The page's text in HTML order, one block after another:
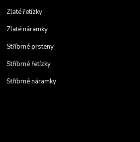
Zlaté řetízky
Zlaté náramky
Stříbrné prsteny
Stříbrné řetízky
Stříbrné náramky